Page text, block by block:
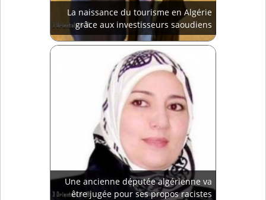
La naissance du tourisme en Algérie
grâce aux investisseurs saoudiens
Une ancienne députée algérienne va
être jugée pour ses propos racistes